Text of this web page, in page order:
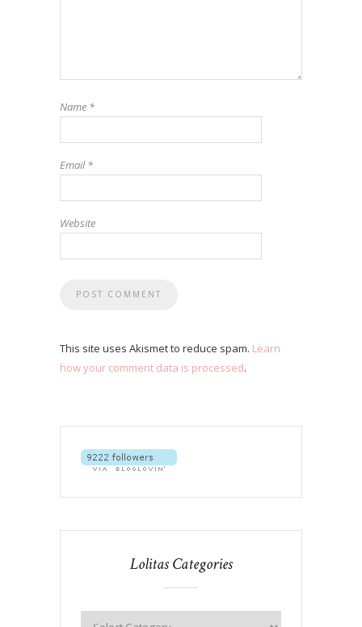
Name *
Email*
Website
This site uses Akismet to reduce spam. Learn
how your comment data is processed.
Lolitas Categories